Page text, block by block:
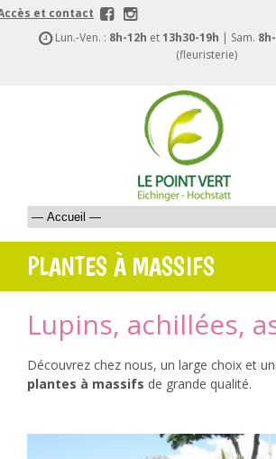
et contact
Lun.-Ven. : 8h-12h et13h30-19h | Sam.
(fleuristerie)
PLANTES À MASSIFS
Lupins, achillées,
Découvrez chez nous, un large choix et
plantes à massifs de grande qualité.